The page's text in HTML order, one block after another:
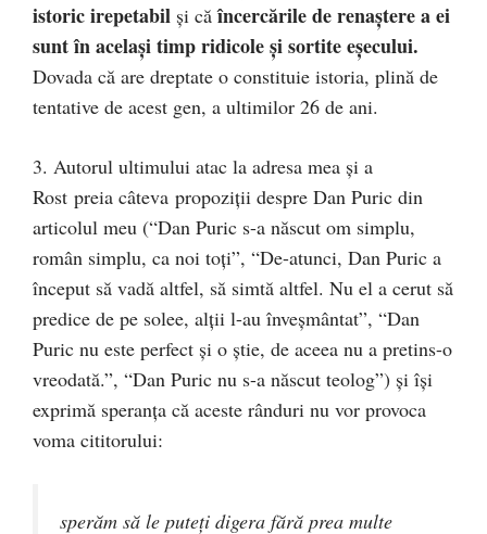
istoric irepetabil şi căîncercările de renaştere a ei
sunt în acelaşi timp ridicole şi sortite eşecului.
Dovada că are dreptate o constituie istoria, plină de
tentative de acest gen, a ultimilor 26 de ani.
3. Autorul ultimului atac la adresa mea şi a
Rost preia câteva propoziţii despre Dan Puric din
articolul meu (“Dan Puric s-a născut om simplu,
român simplu, ca noi toţi”, “De-atunci, Dan Puric a
început să vadă altfel, să simtă altfel. Nu el a cerut să
predice de pe solee, alţii l-au înveşmântat”, “Dan
Puric nu este perfect şi o ştie, de aceea nu a pretins-o
vreodată.”, “Dan Puric nu s-a născut teolog”) şi îşi
exprimă speranţa că aceste rânduri nu vor provoca
voma cititorului:
sperăm să le puteți digera fără prea multe